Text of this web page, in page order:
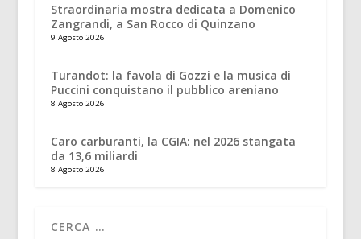
Straordinaria mostra dedicata a Domenico
Zangrandi, a San Rocco di Quinzano
9 Agosto 2026
Turandot: la favola di Gozzi e la musica di
Puccini conquistano il pubblico areniano
8 Agosto 2026
Caro carburanti, la CGIA: nel 2026 stangata
da 13,6 miliardi
8 Agosto 2026